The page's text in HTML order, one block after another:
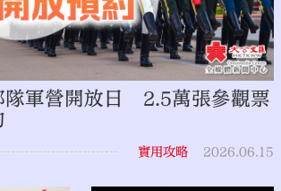
隊軍營開放日 2.5萬張參觀票
實用攻略 2026.06.15